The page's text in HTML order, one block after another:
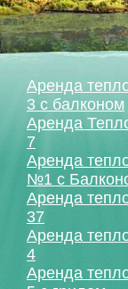
Аренда
3 с балконом
Аренда
7
Аренда
№1 с
Аренда
37
Аренда
4
Аренда